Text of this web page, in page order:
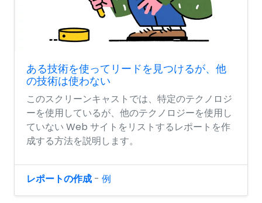
ある技術を使ってリードを見つけるが、他
の技術は使わない
このスクリーンキャストでは、特定のテクノロジ
ーを使用しているが、他のテクノロジーを使用し
ていない Web サイトをリストするレポートを作
成する方法を説明します。
レポートの作成 - 例